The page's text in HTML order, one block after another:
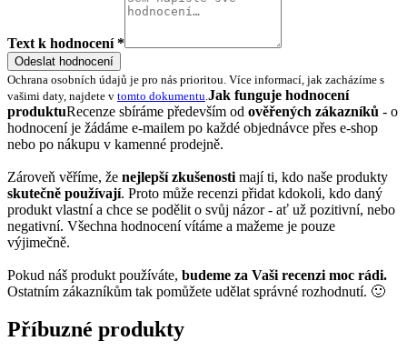
Text k hodnocení *
Odeslat hodnocení
Ochrana osobních údajů je pro nás prioritou. Více informací, jak zacházíme s
vašimi daty, najdete v tomto dokumentu Jak funguje hodnocení
produktuRecenze sbíráme především od ověřených zákazníků - o
hodnocení je žádáme e-mailem po každé objednávce přes e-shop
nebo po nákupu v kamenné prodejně.
Zároveň věříme, že nejlepší zkušenosti mají ti, kdo naše produkty
skutečně používají. Proto může recenzi přidat kdokoli, kdo daný
produkt vlastní a chce se podělit o svůj názor - ať už pozitivní, nebo
negativní. Všechna hodnocení vítáme a mažeme je pouze
výjimečně.
Pokud náš produkt používáte, budeme za Vaši recenzi moc rádi.
Ostatním zákazníkům tak pomůžete udělat správné rozhodnutí. 🙂
Příbuzné produkty